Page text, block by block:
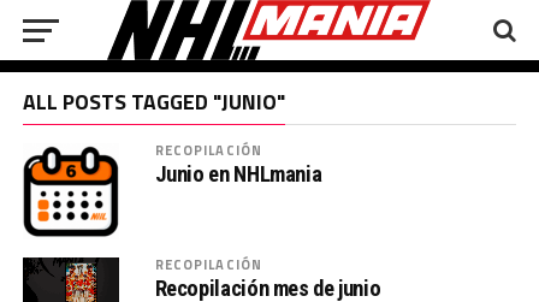
ALL POSTS TAGGED "JUNIO"
RECOPILACIÓN
Junio en NHLmania
RECOPILACIÓN
Recopilación mes de junio